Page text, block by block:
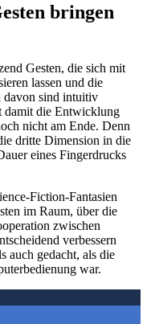
bringen
Gesten, die sich mit
lassen und die
davon sind intuitiv
damit die Entwicklung
nicht am Ende. Denn
dritte Dimension in die
eines Fingerdrucks
Fiction-Fantasien
im Raum, über die
zwischen
verbessern
auch gedacht, als die
war.